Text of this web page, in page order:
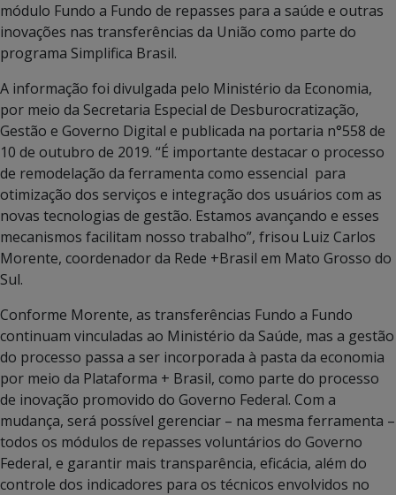
módulo Fundo a Fundo de repasses para a saúde e outras
inovações nas transferências da União como parte do
programa Simplifica Brasil.
A informação foi divulgada pelo Ministério da Economia,
por meio da Secretaria Especial de Desburocratização,
Gestão e Governo Digital e publicada na portaria n°558 de
10 de outubro de 2019. “É importante destacar o processo
de remodelação da ferramenta como essencial para
otimização dos serviços e integração dos usuários com as
novas tecnologias de gestão. Estamos avançando e esses
mecanismos facilitam nosso trabalho”, frisou Luiz Carlos
Morente, coordenador da Rede +Brasil em Mato Grosso do
Sul.
Conforme Morente, as transferências Fundo a Fundo
continuam vinculadas ao Ministério da Saúde, mas a gestão
do processo passa a ser incorporada à pasta da economia
por meio da Plataforma + Brasil, como parte do processo
de inovação promovido do Governo Federal. Com a
mudança, será possível gerenciar – na mesma ferramenta –
todos os módulos de repasses voluntários do Governo
Federal, e garantir mais transparência, eficácia, além do
controle dos indicadores para os técnicos envolvidos no